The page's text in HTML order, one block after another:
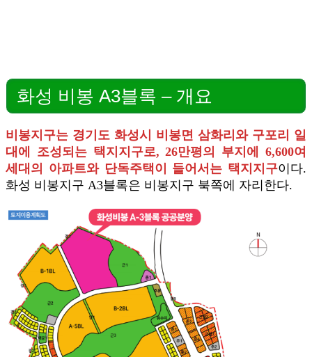
화성 비봉 A3블록 – 개요
비봉지구는 경기도 화성시 비봉면 삼화리와 구포리 일
대에 조성되는 택지지구로, 26만평의 부지에 6,600여
세대의 아파트와 단독주택이 들어서는 택지지구이다.
화성 비봉지구 A3블록은 비봉지구 북쪽에 자리한다.